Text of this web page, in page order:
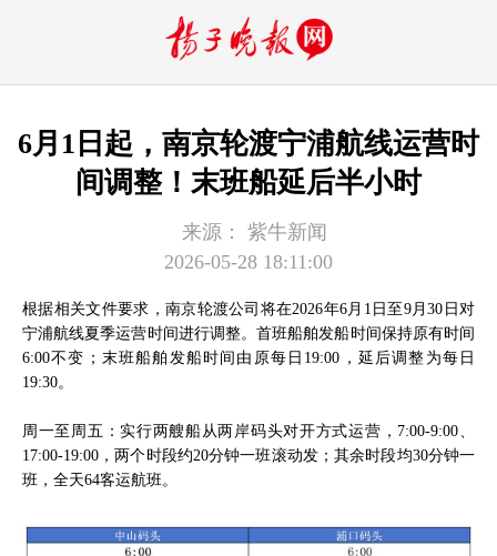
6月1日起，南京轮渡宁浦航线运营时
间调整！末班船延后半小时
来源：
紫牛新闻
2026-05-28 18:11:00
根据相关文件要求，南京轮渡公司将在2026年6月1日至9月30日对
宁浦航线夏季运营时间进行调整。首班船舶发船时间保持原有时间
6:00不变；末班船舶发船时间由原每日19:00，延后调整为每日
19:30。
周一至周五：实行两艘船从两岸码头对开方式运营，7:00-9:00、
17:00-19:00，两个时段约20分钟一班滚动发；其余时段均30分钟一
班，全天64客运航班。